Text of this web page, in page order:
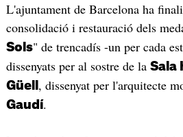
L'ajuntament de Barcelona ha
consolidació i restauració dels
Sols" de trencadís -un per cada
dissenyats per al sostre de la Sala
Güell , dissenyat per l'arquitecte
Gaudí.